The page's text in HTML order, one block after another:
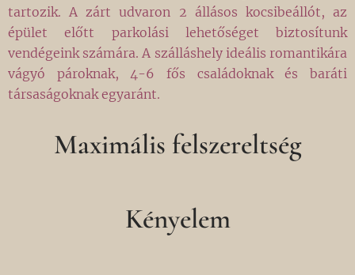
tartozik. A zárt udvaron 2 állásos kocsibeállót, az
épület előtt parkolási lehetőséget biztosítunk
vendégeink számára. A szálláshely ideális romantikára
vágyó pároknak, 4-6 fős családoknak és baráti
társaságoknak egyaránt.
Maximális felszereltség
Kényelem